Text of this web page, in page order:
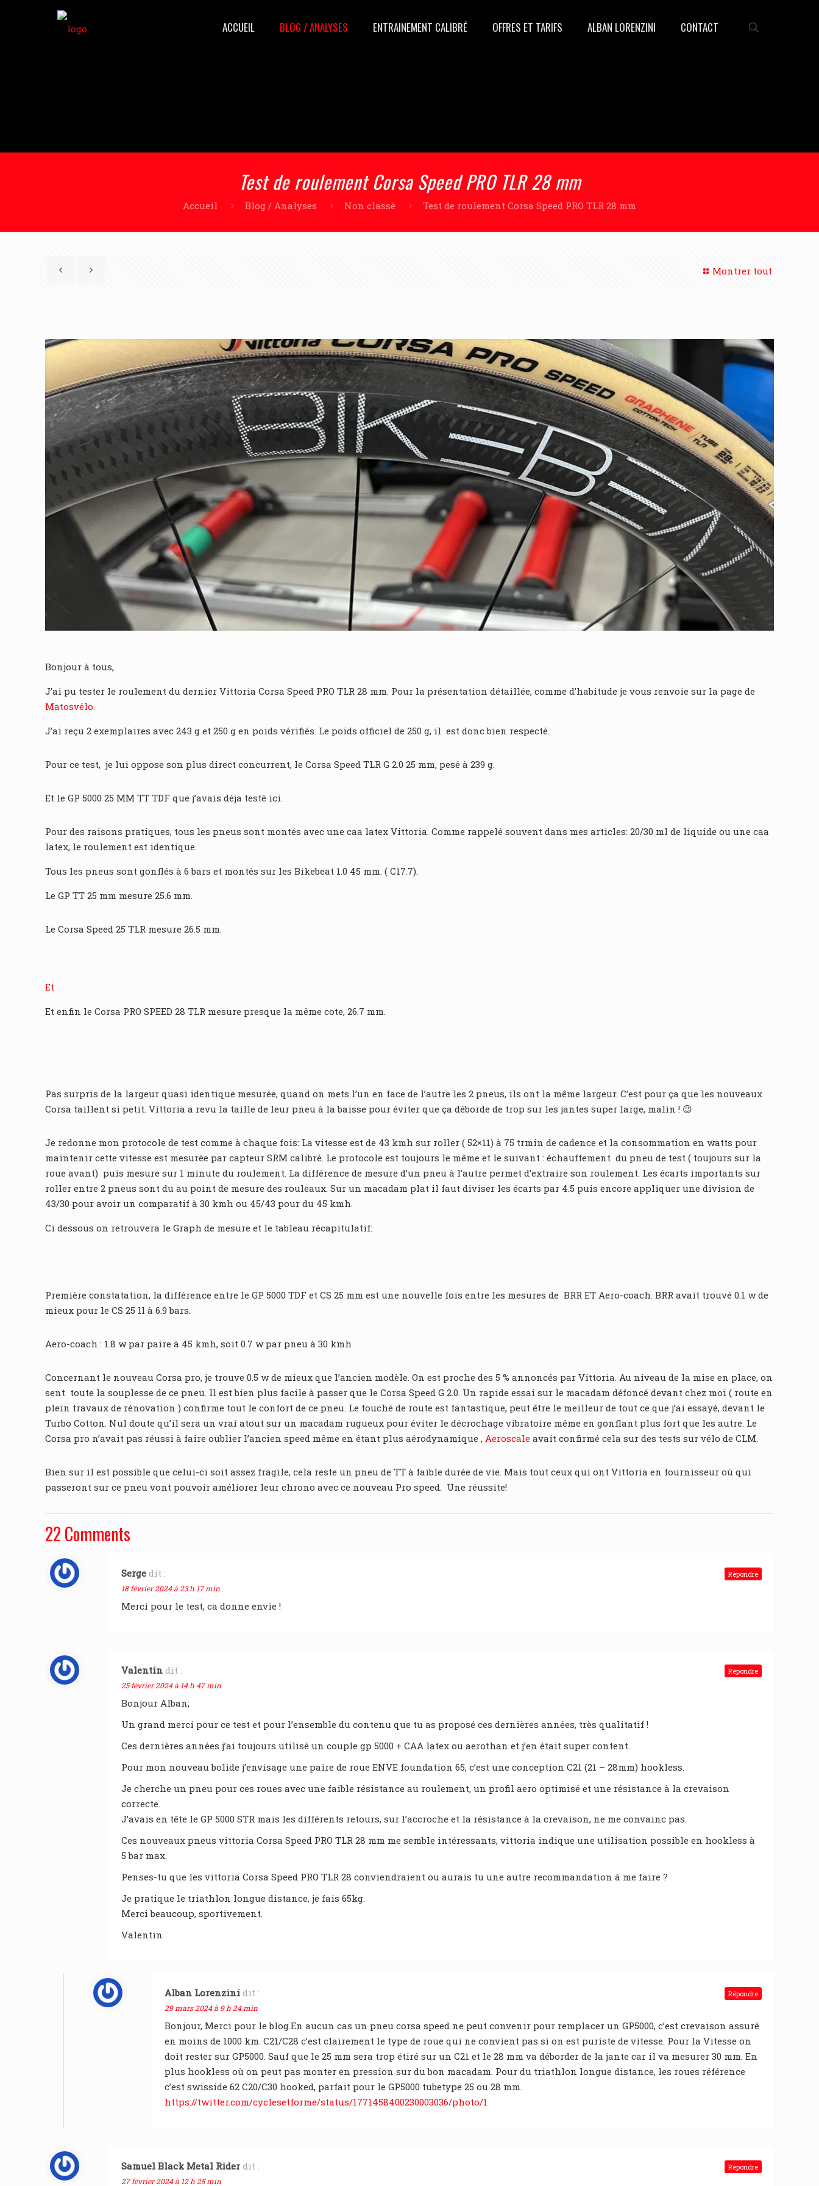
ACCUEIL BLOG / ANALYSES ENTRAINEMENT CALIBRÉ OFFRES ET TARIFS ALBAN LORENZINI CONTACT
Test de roulement Corsa Speed PRO TLR 28 mm
Accueil Blog / Analyses Non classé Test de roulement Corsa Speed PRO TLR 28 mm
Montrer tout
Bonjour à tous,
J’ai pu tester le roulement du dernier Vittoria Corsa Speed PRO TLR 28 mm. Pour la présentation détaillée, comme d’habitude je vous renvoie sur la page de
Matosvélo.
J’ai reçu 2 exemplaires avec 243 g et 250 g en poids vérifiés. Le poids officiel de 250 g, il est donc bien respecté.
Pour ce test, je lui oppose son plus direct concurrent, le Corsa Speed TLR G 2.0 25 mm, pesé à 239 g.
Et le GP 5000 25 MM TT TDF que j’avais déja testé ici.
Pour des raisons pratiques, tous les pneus sont montés avec une caa latex Vittoria. Comme rappelé souvent dans mes articles: 20/30 ml de liquide ou une caa
latex, le roulement est identique.
Tous les pneus sont gonflés à 6 bars et montés sur les Bikebeat 1.0 45 mm. ( C17.7).
Le GP TT 25 mm mesure 25.6 mm.
Le Corsa Speed 25 TLR mesure 26.5 mm.
Et
Et enfin le Corsa PRO SPEED 28 TLR mesure presque la même cote, 26.7 mm.
Pas surpris de la largeur quasi identique mesurée, quand on mets l’un en face de l’autre les 2 pneus, ils ont la même largeur. C’est pour ça que les nouveaux
Corsa taillent si petit. Vittoria a revu la taille de leur pneu à la baisse pour éviter que ça déborde de trop sur les jantes super large, malin ! 😉
Je redonne mon protocole de test comme à chaque fois: La vitesse est de 43 kmh sur roller ( 52×11) à 75 trmin de cadence et la consommation en watts pour
maintenir cette vitesse est mesurée par capteur SRM calibré. Le protocole est toujours le même et le suivant : échauffement du pneu de test ( toujours sur la
roue avant) puis mesure sur 1 minute du roulement. La différence de mesure d’un pneu à l’autre permet d’extraire son roulement. Les écarts importants sur
roller entre 2 pneus sont du au point de mesure des rouleaux. Sur un macadam plat il faut diviser les écarts par 4.5 puis encore appliquer une division de
43/30 pour avoir un comparatif à 30 kmh ou 45/43 pour du 45 kmh.
Ci dessous on retrouvera le Graph de mesure et le tableau récapitulatif:
Première constatation, la différence entre le GP 5000 TDF et CS 25 mm est une nouvelle fois entre les mesures de BRR ET Aero-coach. BRR avait trouvé 0.1 w de
mieux pour le CS 25 ll à 6.9 bars.
Aero-coach : 1.8 w par paire à 45 kmh, soit 0.7 w par pneu à 30 kmh
Concernant le nouveau Corsa pro, je trouve 0.5 w de mieux que l’ancien modèle. On est proche des 5 % annoncés par Vittoria. Au niveau de la mise en place, on
sent toute la souplesse de ce pneu. Il est bien plus facile à passer que le Corsa Speed G 2.0. Un rapide essai sur le macadam défoncé devant chez moi ( route en
plein travaux de rénovation ) confirme tout le confort de ce pneu. Le touché de route est fantastique, peut être le meilleur de tout ce que j’ai essayé, devant le
Turbo Cotton. Nul doute qu’il sera un vrai atout sur un macadam rugueux pour éviter le décrochage vibratoire même en gonflant plus fort que les autre. Le
Corsa pro n’avait pas réussi à faire oublier l’ancien speed même en étant plus aérodynamique ,Aeroscale avait confirmé cela sur des tests sur vélo de CLM.
Bien sur il est possible que celui-ci soit assez fragile, cela reste un pneu de TT à faible durée de vie. Mais tout ceux qui ont Vittoria en fournisseur où qui
passeront sur ce pneu vont pouvoir améliorer leur chrono avec ce nouveau Pro speed. Une réussite!
22 Comments
Serge dit :
18 février 2024 à 23 h 17 min
Merci pour le test, ca donne envie !
Répondre
Valentin dit :
25 février 2024 à 14 h 47 min
Bonjour Alban;
Un grand merci pour ce test et pour l’ensemble du contenu que tu as proposé ces dernières années, très qualitatif !
Ces dernières années j’ai toujours utilisé un couple gp 5000 + CAA latex ou aerothan et j’en était super content.
Pour mon nouveau bolide j’envisage une paire de roue ENVE foundation 65, c’est une conception C21 (21 – 28mm) hookless.
Je cherche un pneu pour ces roues avec une faible résistance au roulement, un profil aero optimisé et une résistance à la crevaison
correcte.
J’avais en tête le GP 5000 STR mais les différents retours, sur l’accroche et la résistance à la crevaison, ne me convainc pas.
Ces nouveaux pneus vittoria Corsa Speed PRO TLR 28 mm me semble intéressants, vittoria indique une utilisation possible en hookless à
5 bar max.
Penses-tu que les vittoria Corsa Speed PRO TLR 28 conviendraient ou aurais tu une autre recommandation à me faire ?
Je pratique le triathlon longue distance, je fais 65kg.
Merci beaucoup, sportivement.
Valentin
Répondre
Alban Lorenzini dit :
29 mars 2024 à 9 h 24 min
Bonjour, Merci pour le blog.En aucun cas un pneu corsa speed ne peut convenir pour remplacer un GP5000, c’est crevaison assuré
en moins de 1000 km. C21/C28 c’est clairement le type de roue qui ne convient pas si on est puriste de vitesse. Pour la Vitesse on
doit rester sur GP5000. Sauf que le 25 mm sera trop étiré sur un C21 et le 28 mm va déborder de la jante car il va mesurer 30 mm. En
plus hookless où on peut pas monter en pression sur du bon macadam. Pour du triathlon longue distance, les roues référence
c’est swisside 62 C20/C30 hooked, parfait pour le GP5000 tubetype 25 ou 28 mm.
https://twitter.com/cyclesetforme/status/1771458400230003036/photo/1
Répondre
Samuel Black Metal Rider dit :
27 février 2024 à 12 h 25 min
Répondre